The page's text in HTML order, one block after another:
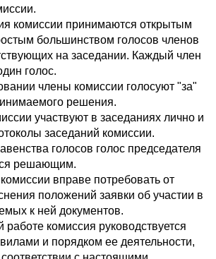
комиссии принимаются открытым
большинством голосов членов
на заседании. Каждый член
голос.
члены комиссии голосуют "за"
решения.
участвуют в заседаниях лично и
заседаний комиссии.
голосов голос председателя
решающим.
вправе потребовать от
положений заявки об участии в
к ней документов.
работе комиссия руководствуется
и порядком ее деятельности,